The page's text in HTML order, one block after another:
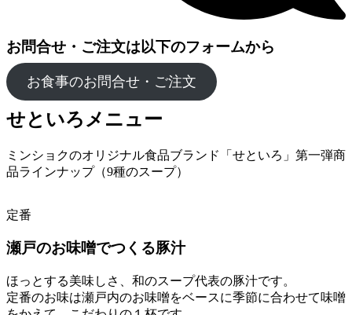
お問合せ・ご注文は以下のフォームから
お食事のお問合せ・ご注文
せといろメニュー
ミンショクのオリジナル食品ブランド「せといろ」第一弾商
品ラインナップ（9種のスープ）
定番
瀬戸のお味噌でつくる豚汁
ほっとする美味しさ、和のスープ代表の豚汁です。
定番のお味は瀬戸内のお味噌をベースに季節に合わせて味噌